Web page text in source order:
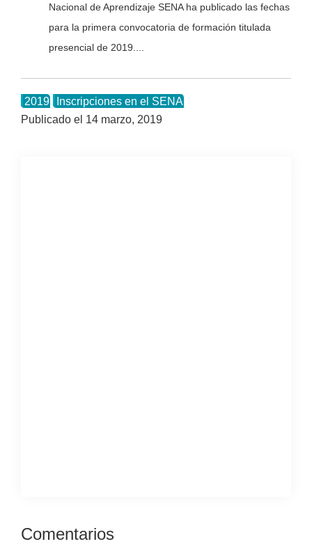
Nacional de Aprendizaje SENA ha publicado las fechas
para la primera convocatoria de formación titulada
presencial de 2019....
2019
Inscripciones en el SENA
Publicado el 14 marzo, 2019
Interacciones
Comentarios